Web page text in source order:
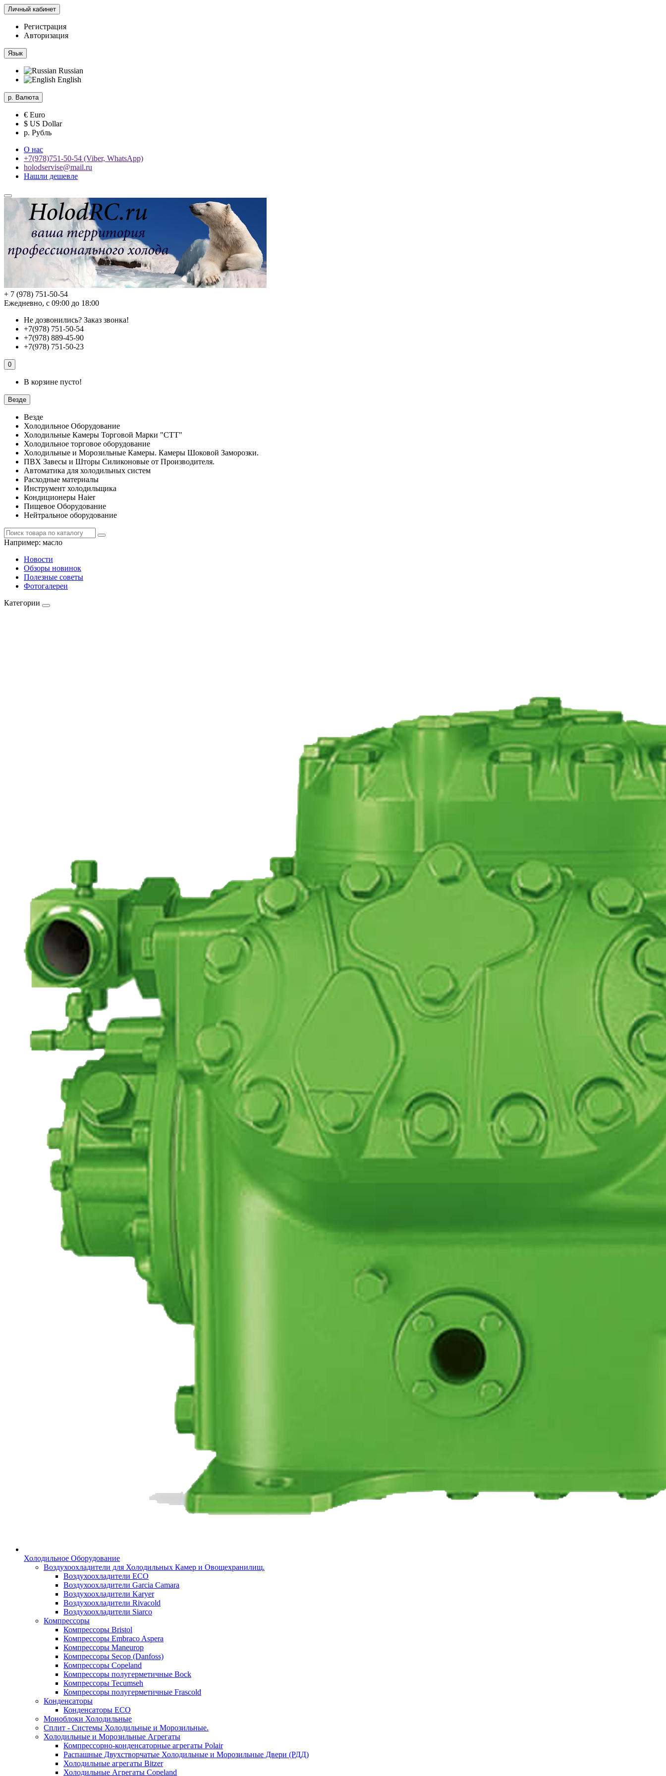
Личный кабинет
Регистрация
Авторизация
Язык
Russian
English
р. Валюта
€ Euro
$ US Dollar
р. Рубль
О нас
+7(978)751-50-54 (Viber, WhatsApp)
holodservise@mail.ru
Нашли дешевле
+ 7 (978) 751-50-54
Ежедневно, с 09:00 до 18:00
Не дозвонились? Заказ звонка!
+7(978) 751-50-54
+7(978) 889-45-90
+7(978) 751-50-23
0
В корзине пусто!
Везде
Везде
Холодильное Оборудование
Холодильные Камеры Торговой Марки "СТТ"
Холодильное торговое оборудование
Холодильные и Морозильные Камеры. Камеры Шоковой Заморозки.
ПВХ Завесы и Шторы Силиконовые от Производителя.
Автоматика для холодильных систем
Расходные материалы
Инструмент холодильщика
Кондиционеры Haier
Пищевое Оборудование
Нейтральное оборудование
Например: масло
Новости
Обзоры новинок
Полезные советы
Фотогалереи
Категории
Холодильное Оборудование
Воздухоохладители для Холодильных Камер и Овощехранилищ.
Воздухоохладители ECO
Воздухоохладители Garcia Camara
Воздухоохладители Karyer
Воздухоохладители Rivacold
Воздухоохладители Siarco
Компрессоры
Компрессоры Bristol
Компрессоры Embraco Aspera
Компрессоры Maneurop
Компрессоры Secop (Danfoss)
Компрессоры Copeland
Компрессоры полугерметичные Bock
Компрессоры Tecumseh
Компрессоры полугерметичные Frascold
Конденсаторы
Конденсаторы ECO
Моноблоки Холодильные
Сплит - Системы Холодильные и Морозильные.
Холодильные и Морозильные Агрегаты
Компрессорно-конденсаторные агрегаты Polair
Распашные Двухстворчатые Холодильные и Морозильные Двери (РДД)
Холодильные агрегаты Bitzer
Холодильные Агрегаты Copeland